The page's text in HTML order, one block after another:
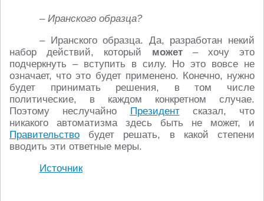
– Иранского образца?
– Иранского образца. Да, разработан некий
набор действий, который может– хочу это
подчеркнуть – вступить в силу. Но это вовсе не
означает, что это будет применено. Конечно, нужно
будет принимать решения, в том числе
политические, в каждом конкретном случае.
Поэтому неслучайно Президентсказал, что
никакого автоматизма здесь быть не может, и
Правительство будет решать, в какой степени
вводить эти ответные меры.
Источник